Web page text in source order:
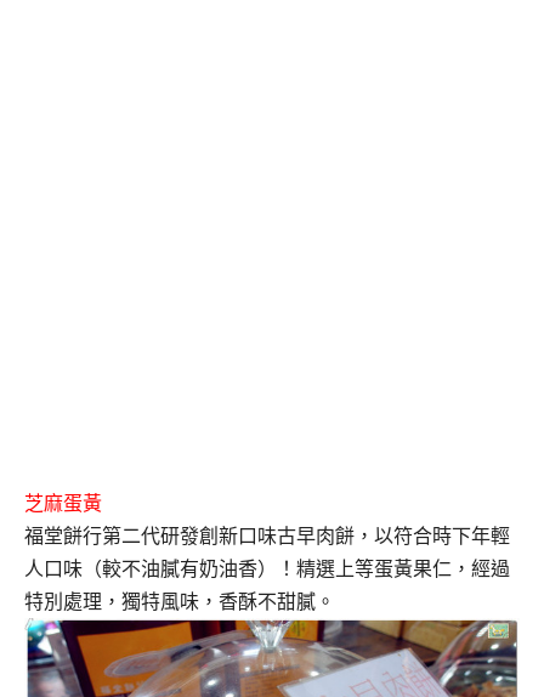
芝麻蛋黃
福堂餅行第二代研發創新口味古早肉餅，以符合時下年輕
人口味（較不油膩有奶油香）！ 精選上等蛋黃果仁，經過
特別處理，獨特風味，香酥不甜膩。